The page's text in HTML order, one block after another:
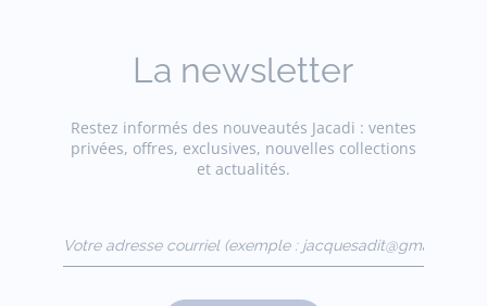
La newsletter
Restez informés des nouveautés Jacadi : ventes
privées, offres, exclusives, nouvelles collections
et actualités.
(exemple :
jacquesadit@gmail.com)